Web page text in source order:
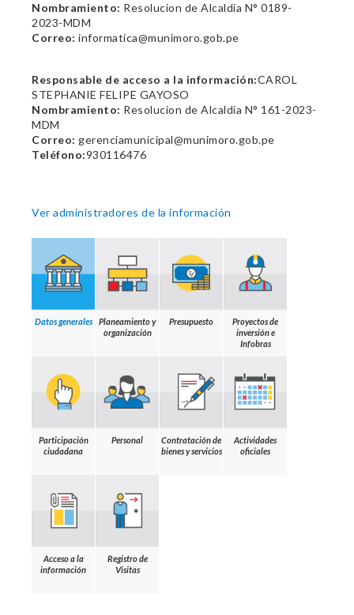
Nombramiento: Resolucion de Alcaldia N° 0189-
2023-MDM
Correo: informatica@munimoro.gob.pe
Responsable de acceso a la información:CAROL
STEPHANIE FELIPE GAYOSO
Nombramiento: Resolucion de Alcaldia N° 161-2023-
MDM
Correo: gerenciamunicipal@munimoro.gob.pe
Teléfono:930116476
Ver administradores de la información
Datos generales
Planeamiento y
organización
Presupuesto
Proyectos de
inversión e
Infobras
Participación
ciudadana
Personal
Contratación de
bienes y servicios
Actividades
oficiales
Acceso a la
información
Registro de
Visitas